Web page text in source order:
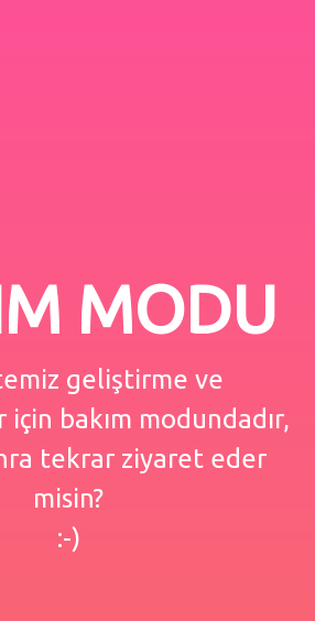
MODU
geliştirme ve
bakım modundadır,
tekrar ziyaret eder
misin?
:-)